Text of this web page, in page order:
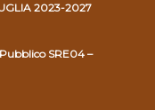
2023-2027
SRE04 –